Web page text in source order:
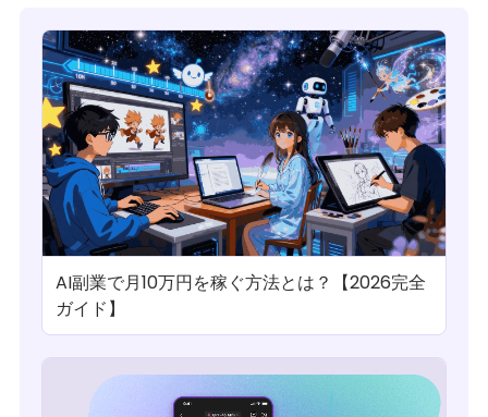
AI副業で月10万円を稼ぐ方法とは？【2026完全
ガイド】